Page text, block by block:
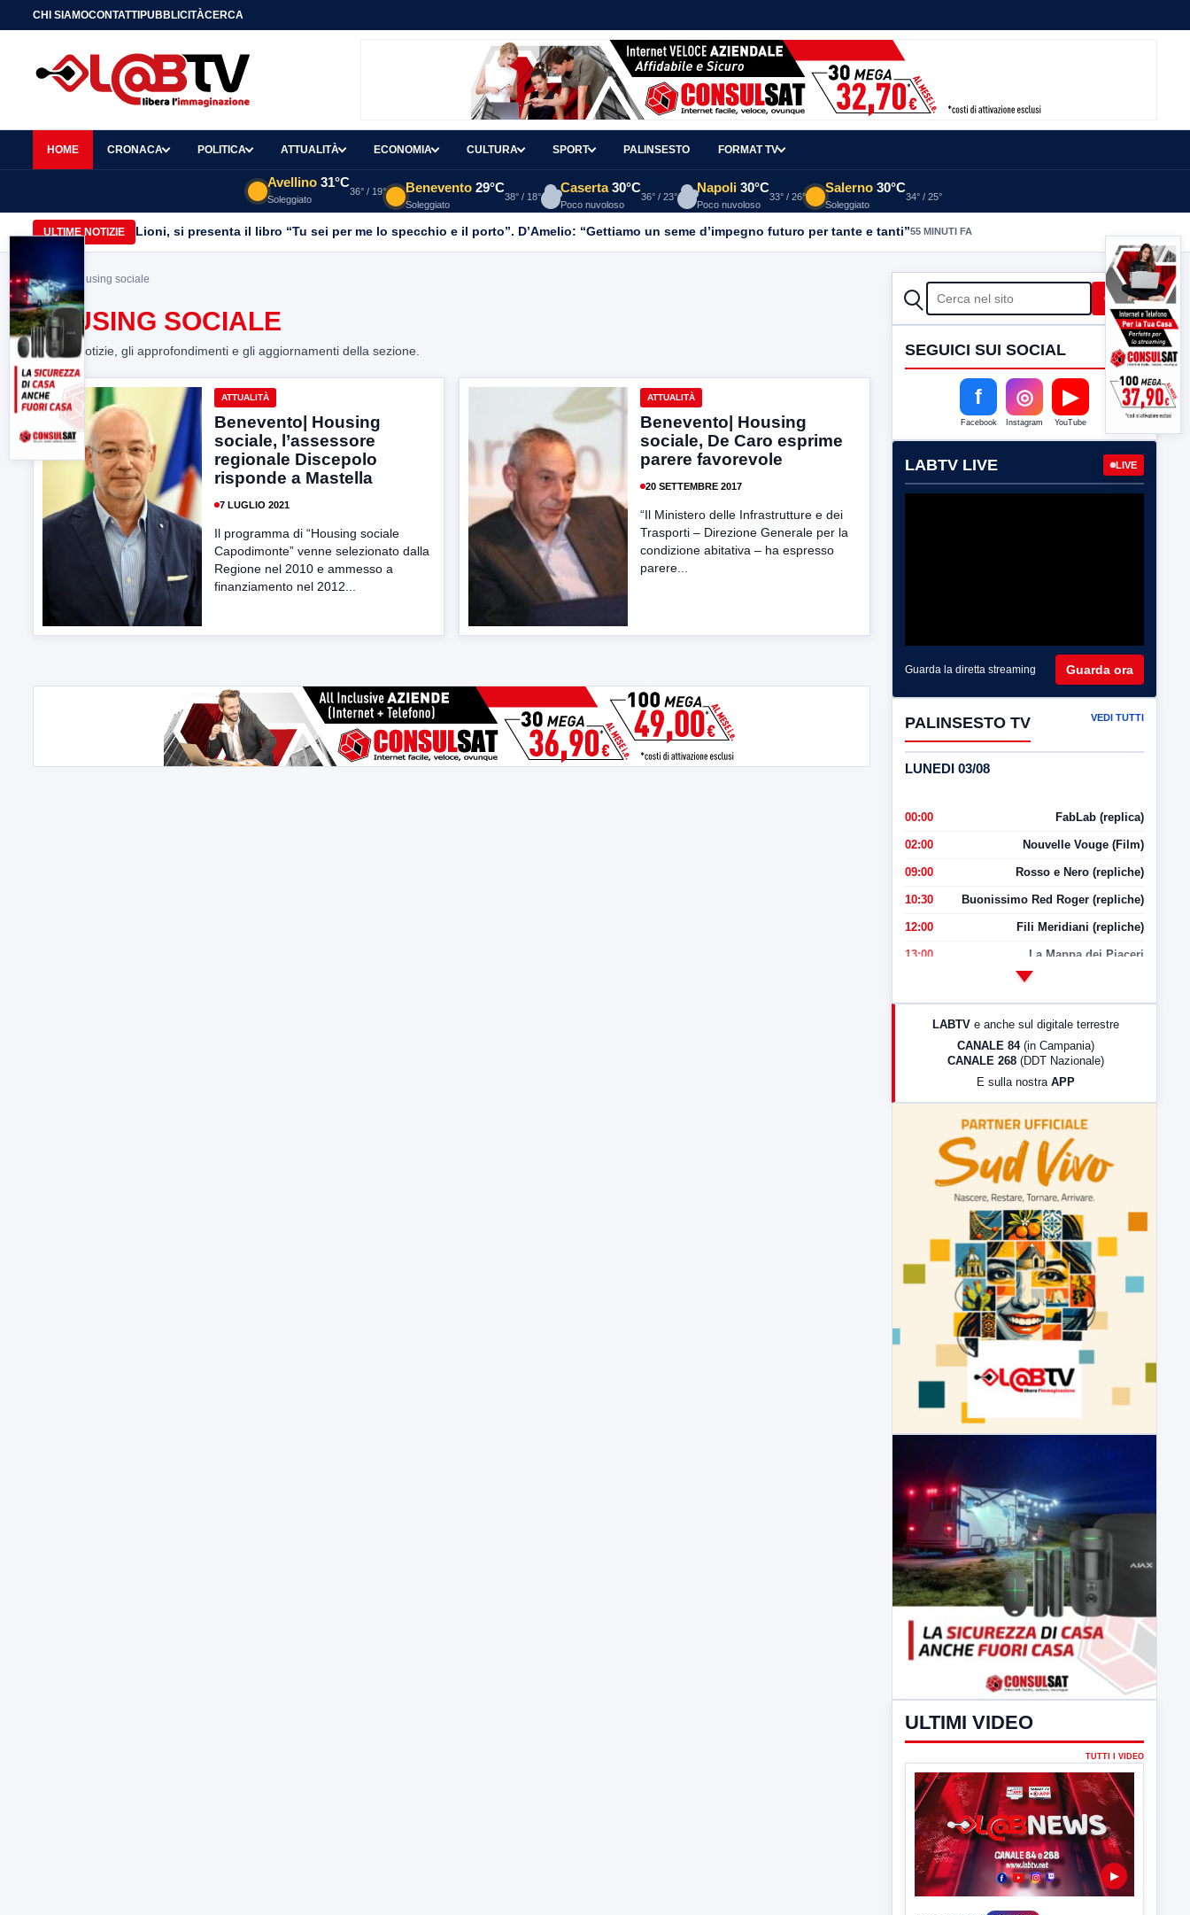
CHI SIAMOCONTATTIPUBBLICITÀCERCA
HOME CRONACA POLITICA ATTUALITÀ ECONOMIA CULTURA SPORT PALINSESTO FORMAT TV
Avellino 31°C
Soleggiato
36° / 19° Benevento 29°C
Soleggiato
38° / 18°
Caserta 30°C
Poco nuvoloso
36° / 23°
Napoli 30°C
Poco nuvoloso
33° / 26°
Salerno 30°C
Soleggiato
34° / 25°
ULTIME NOTIZIE Lioni, si presenta il libro “Tu sei per me lo specchio e il porto”. D’Amelio: “Gettiamo un seme d’impegno futuro per tante e tanti”55 MINUTI FA
Home> housing sociale
HOUSING SOCIALE
Tutte le notizie, gli approfondimenti e gli aggiornamenti della sezione.
ATTUALITÀ
Benevento| Housing
sociale, l’assessore
regionale Discepolo
risponde a Mastella
7 LUGLIO 2021
Il programma di “Housing sociale
Capodimonte” venne selezionato dalla
Regione nel 2010 e ammesso a
finanziamento nel 2012...
ATTUALITÀ
Benevento| Housing
sociale, De Caro esprime
parere favorevole
20 SETTEMBRE 2017
“Il Ministero delle Infrastrutture e dei
Trasporti – Direzione Generale per la
condizione abitativa – ha espresso
parere...
CERCA Cerca
SEGUICI SUI SOCIAL
f
Facebook
◎
Instagram
▶
YouTube
LABTV LIVE LIVE
Guarda la diretta streaming Guarda ora
PALINSESTO TV VEDI TUTTI
LUNEDI 03/08
00:00 FabLab (replica)
02:00 Nouvelle Vouge (Film)
09:00 Rosso e Nero (repliche)
10:30 Buonissimo Red Roger (repliche)
12:00 Fili Meridiani (repliche)
13:00 La Mappa dei Piaceri
LabNews (Diretta)
LabNews (replica)
LABTV e anche sul digitale terrestre
CANALE 84 (in Campania)
CANALE 268 (DDT Nazionale)
E sulla nostra APP
ULTIMI VIDEO
TUTTI I VIDEO